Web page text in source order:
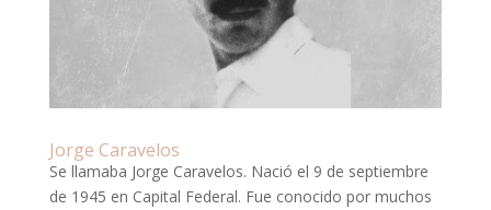
Jorge Caravelos
Se llamaba Jorge Caravelos. Nació el 9 de septiembre
de 1945 en Capital Federal. Fue conocido por muchos